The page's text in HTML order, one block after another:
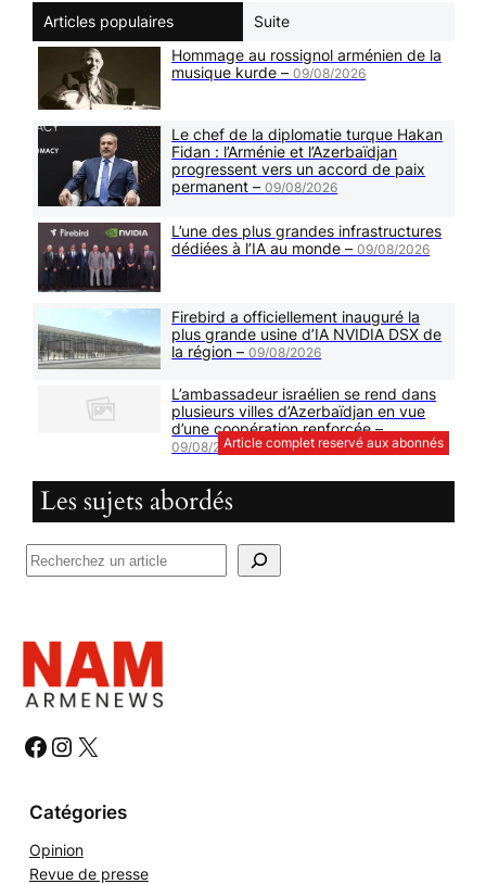
Articles populaires
Suite
Hommage au rossignol arménien de la
musique kurde –09/08/2026
Le chef de la diplomatie turque Hakan
Fidan : l’Arménie et l’Azerbaïdjan
progressent vers un accord de paix
permanent –09/08/2026
L’une des plus grandes infrastructures
dédiées à l’IA au monde –09/08/2026
Firebird a officiellement inauguré la
plus grande usine d’IA NVIDIA DSX de
la région –09/08/2026
Article complet reservé aux abonnés
L’ambassadeur israélien se rend dans
plusieurs villes d’Azerbaïdjan en vue
d’une coopération renforcée –
09/08/2026
Les sujets abordés
R
h
e
r
h
r
# # #
Opinion